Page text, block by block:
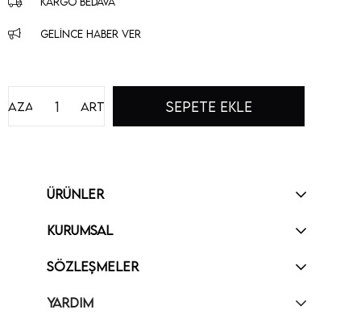
GELINCE HABER VER
Artır
Azalt
ÜRÜNLER
KURUMSAL
SÖZLEŞMELER
YARDIM